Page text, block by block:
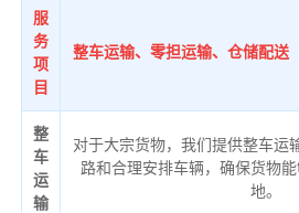
服
务
项
目
整车运输、零担运输、仓储配送
整
车
运
输
对于大宗货物，我们提供整车运
路和合理安排车辆，确保货物
地。